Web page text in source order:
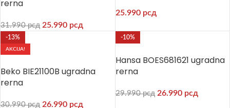
rerna
31.990рсд 25.990 рсд
25.990 рсд
-13%
AKCIJA!
Beko BIE21100B ugradna
rerna
30.990рсд 26.990 рсд
-10%
Hansa BOES681621 ugradna
rerna
29.990рсд 26.990 рсд